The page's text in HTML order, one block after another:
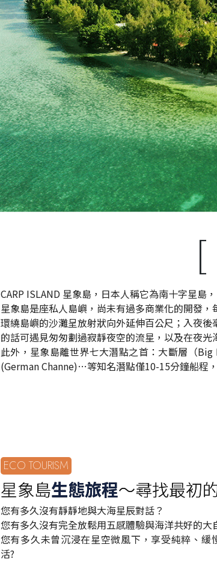
[
CARP ISLAND 星象島，日本人稱它為南十字星島
星象島是座私人島嶼，尚未有過多商業化的開發
環繞島嶼的沙灘呈放射狀向外延伸百公尺；入夜
的話可遇見匆匆劃過寂靜夜空的流星，以及在夜
此外，星象島離世界七大潛點之首：大斷層（
(German Channe)…等知名潛點僅10-15分鐘船程
ECO TOURISM
星象島生態旅程～尋找最初
您有多久沒有靜靜地與大海星辰對話？
您有多久沒有完全放鬆用五感體驗與海洋共好的大
您有多久未曾沉浸在星空微風下，享受純粹、緩
活?